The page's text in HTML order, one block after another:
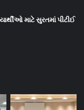
માટે સુરતમાં પીટીઈ